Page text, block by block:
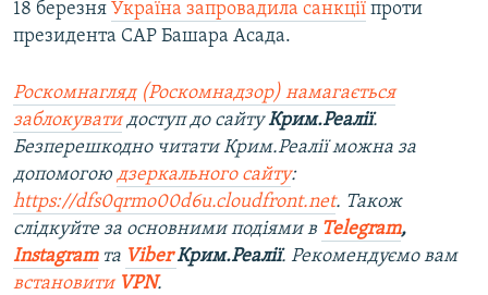
18 березня Україна запровадила санкції проти
президента САР Башара Асада.
Роскомнагляд (Роскомнадзор) намагається
заблокуватидоступ до сайтуКрим.Реалії.
Безперешкодно читати Крим.Реалії можна за
допомогою дзеркального сайту:
https://dfs0qrmo00d6u.cloudfront.net. Також
слідкуйте за основними подіями в Telegram,
Instagramта ViberКрим.Реалії. Рекомендуємо вам
встановити VPN.